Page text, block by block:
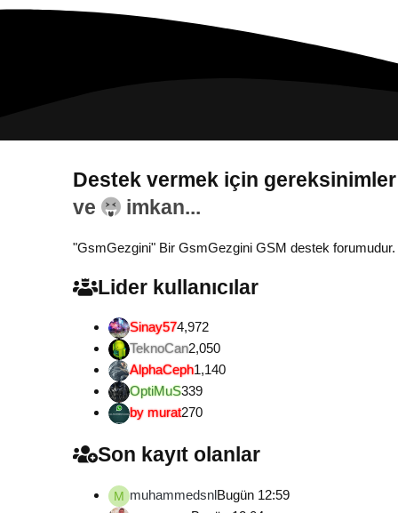
Destek vermek için
Gönül...
"GsmGezgini" Bir GsmGezgini GSM destek
Lider kullanıcılar
Sinay574,972
TeknoCan2,050
AlphaCeph1,140
OptiMuS339
by murat270
Son kayıt olanlar
M muhammedsnlBugün 12:59